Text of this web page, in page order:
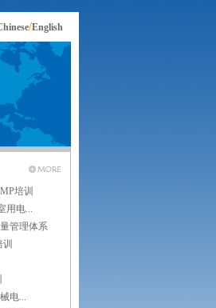
/English
培训
用电...
管理体系
电...